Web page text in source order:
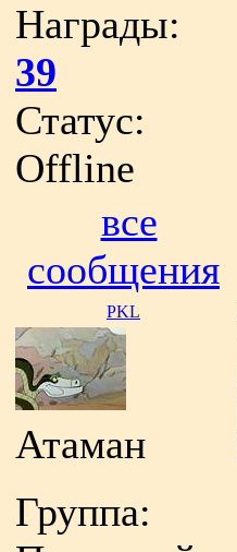
Награды:
39
Статус:
Offline
все
сообщения
PKL
Атаман
Группа: